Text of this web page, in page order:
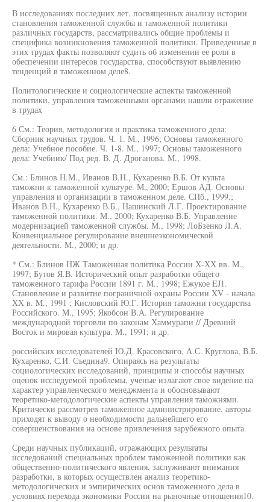
В исследованиях последних лет, посвященных анализу истории
становления таможенной службы и таможенной политики
различных государств, рассматривались общие проблемы и
специфика возникновения таможенной политики. Приведенные в
этих трудах факты позволяют судить об изменении ее роли в
обеспечении интересов государства, способствуют выявлению
тенденций в таможенном деле8.
Политологические и социологические аспекты таможенной
политики, управления таможенными органами нашли отражение
в трудах
6 См.: Теория, методология и практика таможенного дела:
Сборник научных трудов. Ч. 1. М., 1996; Основы таможенного
дела: Учебное пособие. Ч. 1-8. М., 1997; Основы таможенного
дела: Учебник/ Под ред. В. Д. Дроганова. М., 1998.
См.: Блинов Н.М., Иванов В.Н., Кухаренко В.Б. От культа
таможни к таможенной культуре. М„ 2000; Ершов АД. Основы
управления и организации в таможенном деле. СПб., 1999.;
Иванов В.Н., Кухаренко В.Б., Нашинский Л.Г. Проектирование
таможенной политики. М., 2000; Кухаренко В.Б. Управление
модернизацией таможенной службы. М., 1998; ЛоБзенко Л.А.
Конвенциальное регулирование внешнеэкономической
деятельности. М., 2000; и др.
* См.: Блинов НЖ Таможенная политика России Х-ХХ вв. М.,
1997; Бутов Я.В. Исторический опыт разработки общего
таможенного тарифа России 1891 г. М., 1998; Ежукое EJ1.
Становление и развитие пограничной охраны России XV - начала
XX в. M., 1991 ; Кисловский Ю.Г. История таможни государства
Российского. M., 1995; Якобсон В.А. Регулирование
международной торговли по законам Хаммурапи // Древний
Восток и мировая культура. М., 1991; и др.
российских исследователей Ю.Д. Красовского, А.С. Круглова, В.Б.
Кухаренко, С.И. Съедина9. Опираясь на результаты
социологических исследований, принципы и способы научных
оценок исследуемой проблемы, ученые излагают свое видение на
характер управленческого менеджмента и обосновывают
теоретико-методологические аспекты управления таможнями.
Критически рассмотрев таможенное администрирование, авторы
приходят к выводу о необходимости дальнейшего его
совершенствования на основе привлечения зарубежного опыта.
Среди научных публикаций, отражающих результаты
исследований специальных проблем таможенной политики как
общественно-политического явления, заслуживают внимания
разработки, в которых осуществлен анализ теоретико-
методологических и эмпирических основ таможенного дела в
условиях перехода экономики России на рыночные отношения10.